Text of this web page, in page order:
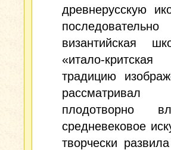
древнерусскую
византийская
«итало-
традицию
плодотворно
средневековое
творчески